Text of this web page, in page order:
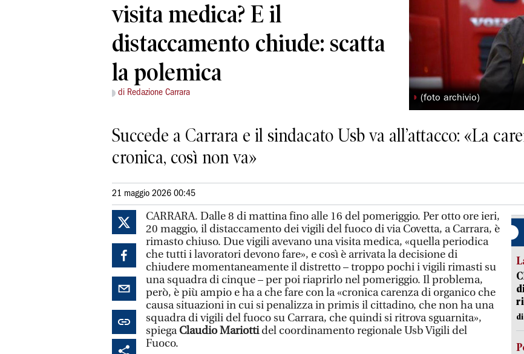
visita medica? E il
distaccamento chiude: scatta
la polemica
di Redazione Carrara
◗ (foto archivio)
Succede a Carrara e il sindacato Usb va all’attacco: «La
cronica, così non va»
21 maggio 2026 00:45
CARRARA. Dalle 8 di mattina fino alle 16 del pomeriggio. Per otto ore ieri,
20 maggio, il distaccamento dei vigili del fuoco di via Covetta, a Carrara, è
rimasto chiuso. Due vigili avevano una visita medica, «quella periodica
che tutti i lavoratori devono fare», e così è arrivata la decisione di
chiudere momentaneamente il distretto – troppo pochi i vigili rimasti su
una squadra di cinque – per poi riaprirlo nel pomeriggio. Il problema,
però, è più ampio e ha a che fare con la «cronica carenza di organico che
causa situazioni in cui si penalizza in primis il cittadino, che non ha una
squadra di vigili del fuoco su Carrara, che quindi si ritrova sguarnita»,
spiegaClaudio Mariottidel coordinamento regionale Usb Vigili del
Fuoco.